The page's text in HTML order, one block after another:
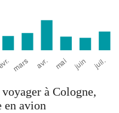
à Cologne,
en avion